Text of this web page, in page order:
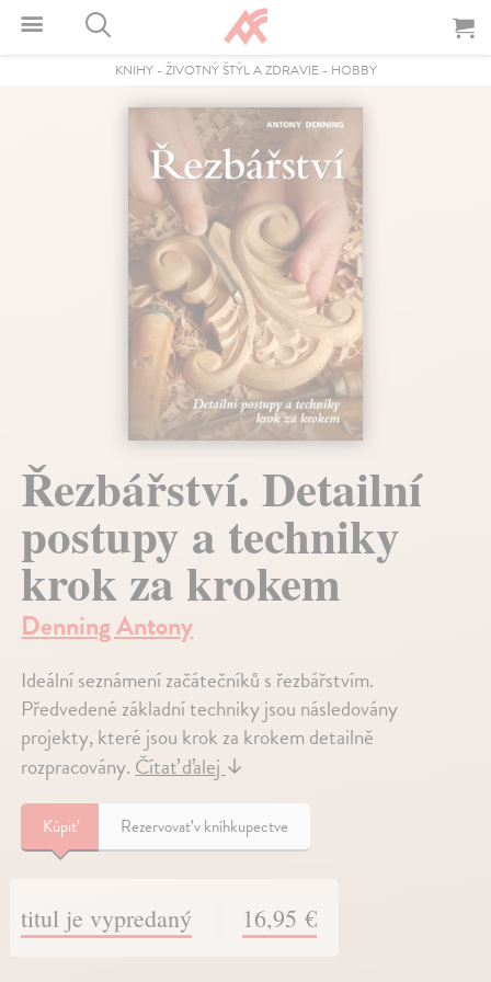
KNIHY- ŽIVOTNÝ ŠTÝL A ZDRAVIE- HOBBY
Řezbářství. Detailní
postupy a techniky
krok za krokem
Denning Antony
Ideální seznámení začátečníků s řezbářstvím.
Předvedené základní techniky jsou následovány
projekty, které jsou krok za krokem detailně
rozpracovány. Čítať ďalej ↓
Kúpiť Rezervovať v kníhkupectve
titul je vypredaný 16,95 €